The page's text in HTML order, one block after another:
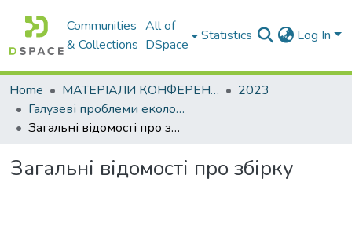
Communities
& Collections
All of
DSpace
Statistics Log In
Home МАТЕРІАЛИ КОНФЕРЕНЦІЙ
2023
Галузеві проблеми екологічної безпеки – 2023
Загальні відомості про збірку
Загальні відомості про збірку